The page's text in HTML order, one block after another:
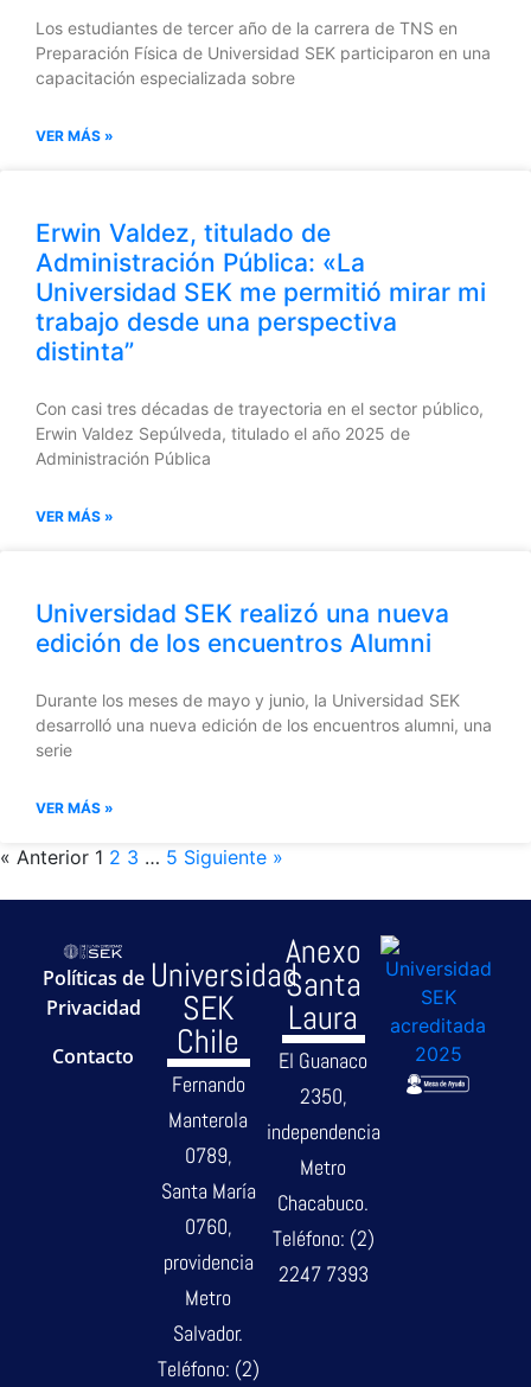
Los estudiantes de tercer año de la carrera de TNS en
Preparación Física de Universidad SEK participaron en una
capacitación especializada sobre
VER MÁS »
Erwin Valdez, titulado de
Administración Pública: «La
Universidad SEK me permitió mirar mi
trabajo desde una perspectiva
distinta”
Con casi tres décadas de trayectoria en el sector público,
Erwin Valdez Sepúlveda, titulado el año 2025 de
Administración Pública
VER MÁS »
Universidad SEK realizó una nueva
edición de los encuentros Alumni
Durante los meses de mayo y junio, la Universidad SEK
desarrolló una nueva edición de los encuentros alumni, una
serie
VER MÁS »
« Anterior 1 2 3 … 5 Siguiente »
Políticas de
Privacidad
Contacto
Universidad
SEK
Chile
Fernando
Manterola
0789,
Santa María
0760,
providencia
Metro
Salvador.
Teléfono: (2)
Anexo
Santa
Laura
El Guanaco
2350,
independencia
Metro
Chacabuco.
Teléfono: (2)
2247 7393